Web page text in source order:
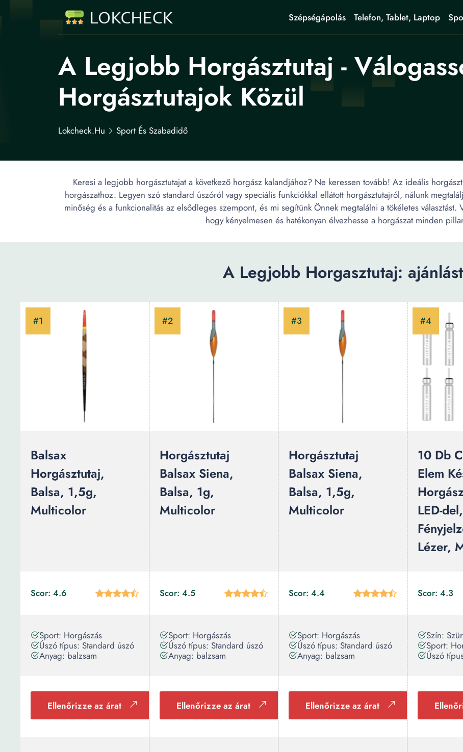
Szépségápolás Telefon, Tablet, Laptop
A Legjobb Horgásztutaj -
Horgásztutajok Közül
Lokcheck.hu Sport És Szabadidő
Keresi a legjobb horgásztutajat a következő horgász kalandjához? Ne keressen tovább! Az ideális
horgászathoz. Legyen szó standard úszóról vagy speciális funkciókkal ellátott horgásztutajról, nálunk
minőség és a funkcionalitás az elsődleges szempont, és mi segítünk Önnek megtalálni a tökéletes
hogy kényelmesen és hatékonyan élvezhesse a horgászat minden
A Legjobb Horgasztutaj: ajánlást
Balsax
Horgásztutaj,
Balsa, 1,5g,
Multicolor
Scor: 4.6
Sport: Horgászás
Úszó típus: Standard úszó
Anyag: balzsam
Ellenőrizze az árat
Horgásztutaj
Balsax Siena,
Balsa, 1g,
Multicolor
Scor: 4.5
Sport: Horgászás
Úszó típus: Standard úszó
Anyag: balzsam
Ellenőrizze az árat
Horgásztutaj
Balsax Siena,
Balsa, 1,5g,
Multicolor
Scor: 4.4
Sport: Horgászás
Úszó típus: Standard úszó
Anyag: balzsam
Ellenőrizze az árat
10 Db
Elem
LED-
Lézer,
Scor: 4.3
Szín:
Sport:
Úszó